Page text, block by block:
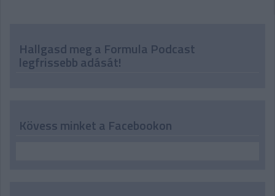
Hallgasd meg a Formula Podcast
legfrissebb adását!
Kövess minket a Facebookon